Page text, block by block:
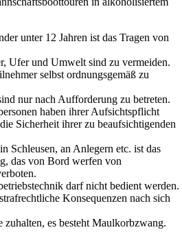
unter 12 Jahren ist das Tragen von
Ufer und Umwelt sind zu vermeiden.
selbst ordnungsgemäß zu
nur nach Aufforderung zu betreten.
haben ihrer Aufsichtspflicht
Sicherheit ihrer zu beaufsichtigenden
Schleusen, an Anlegern etc. ist das
das von Bord werfen von
darf nicht bedient werden.
Konsequenzen nach sich
es besteht Maulkorbzwang.